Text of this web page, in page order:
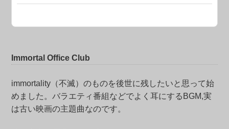
Immortal Office Club
immortality（不滅）のものを後世に残したいと思って始
めました。バラエティ番組などでよく耳にするBGM,実
は古い映画の主題曲なのです。